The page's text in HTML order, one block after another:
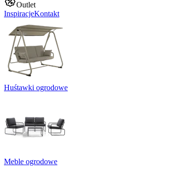
Outlet
InspiracjeKontakt
Huśtawki ogrodowe
Meble ogrodowe